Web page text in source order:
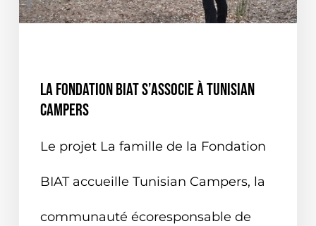
La fondation BIAT s’associe à Tunisian
Campers
Le projet La famille de la Fondation
BIAT accueille Tunisian Campers, la
communauté écoresponsable de